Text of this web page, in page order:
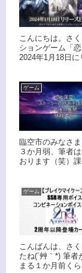
こんにちは。さ
ションゲーム「
2024年1月18日
ゲーム
臨空市のみなさ
３か月弱、筆者
おります（笑）
ゲーム
こんばんは、さ
たね(´艸｀*) 筆
まる１か月前く